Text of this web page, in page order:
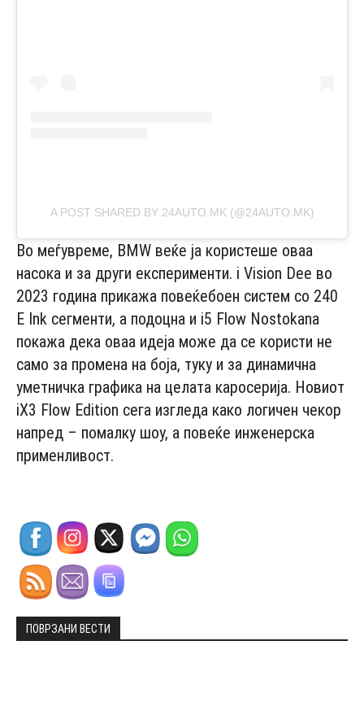
A POST SHARED BY 24AUTO.MK (@24AUTO.MK)
Во меѓувреме, BMW веќе ја користеше оваа
насока и за други експерименти. i Vision Dee во
2023 година прикажа повеќебоен систем со 240
E Ink сегменти, а подоцна и i5 Flow Nostokana
покажа дека оваа идеја може да се користи не
само за промена на боја, туку и за динамична
уметничка графика на целата каросерија. Новиот
iX3 Flow Edition сега изгледа како логичен чекор
напред – помалку шоу, а повеќе инженерска
применливост.
ПОВРЗАНИ ВЕСТИ